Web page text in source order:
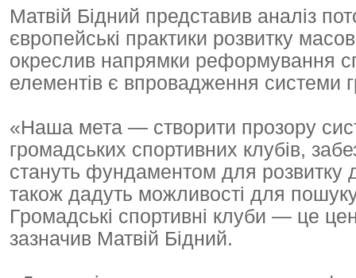
Матвій Бідний представив аналіз
європейські практики розвитку
окреслив напрямки реформування
елементів є впровадження системи
«Наша мета — створити прозору
громадських спортивних клубів,
стануть фундаментом для розвитку
також дадуть можливості для
Громадські спортивні клуби — це
зазначив Матвій Бідний.